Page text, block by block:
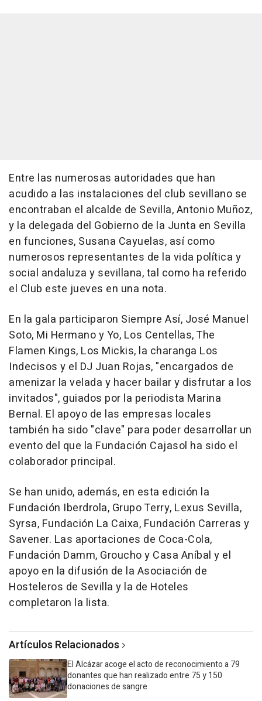
Entre las numerosas autoridades que han
acudido a las instalaciones del club sevillano se
encontraban el alcalde de Sevilla, Antonio Muñoz,
y la delegada del Gobierno de la Junta en Sevilla
en funciones, Susana Cayuelas, así como
numerosos representantes de la vida política y
social andaluza y sevillana, tal como ha referido
el Club este jueves en una nota.
En la gala participaron Siempre Así, José Manuel
Soto, Mi Hermano y Yo, Los Centellas, The
Flamen Kings, Los Mickis, la charanga Los
Indecisos y el DJ Juan Rojas, "encargados de
amenizar la velada y hacer bailar y disfrutar a los
invitados", guiados por la periodista Marina
Bernal. El apoyo de las empresas locales
también ha sido "clave" para poder desarrollar un
evento del que la Fundación Cajasol ha sido el
colaborador principal.
Se han unido, además, en esta edición la
Fundación Iberdrola, Grupo Terry, Lexus Sevilla,
Syrsa, Fundación La Caixa, Fundación Carreras y
Savener. Las aportaciones de Coca-Cola,
Fundación Damm, Groucho y Casa Aníbal y el
apoyo en la difusión de la Asociación de
Hosteleros de Sevilla y la de Hoteles
completaron la lista.
Artículos Relacionados
El Alcázar acoge el acto de reconocimiento a 79
donantes que han realizado entre 75 y 150
donaciones de sangre